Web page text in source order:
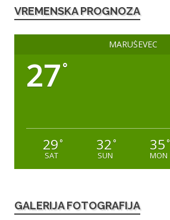
VREMENSKA PROGNOZA
MARUŠEVEC
27°
29°
SAT
32°
SUN
35°
MON
GALERIJA FOTOGRAFIJA